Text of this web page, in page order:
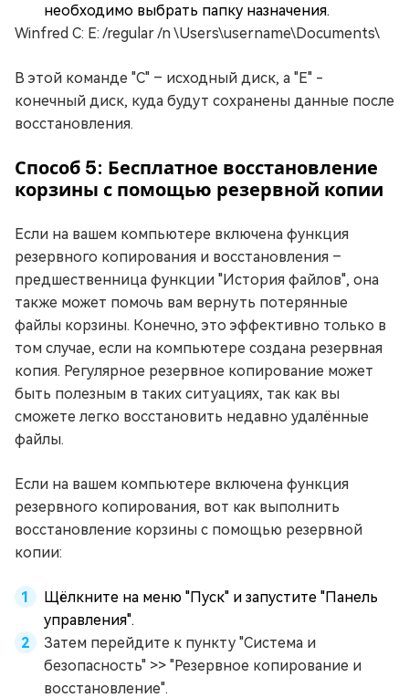
необходимо выбрать папку назначения.
Winfred C: E: /regular /n \Users\username\Documents\
В этой команде "C" – исходный диск, а "E" -
конечный диск, куда будут сохранены данные после
восстановления.
Способ 5: Бесплатное восстановление
корзины с помощью резервной копии
Если на вашем компьютере включена функция
резервного копирования и восстановления –
предшественница функции "История файлов", она
также может помочь вам вернуть потерянные
файлы корзины. Конечно, это эффективно только в
том случае, если на компьютере создана резервная
копия. Регулярное резервное копирование может
быть полезным в таких ситуациях, так как вы
сможете легко восстановить недавно удалённые
файлы.
Если на вашем компьютере включена функция
резервного копирования, вот как выполнить
восстановление корзины с помощью резервной
копии:
Щёлкните на меню "Пуск" и запустите "Панель
управления".
Затем перейдите к пункту "Система и
безопасность" >> "Резервное копирование и
восстановление".